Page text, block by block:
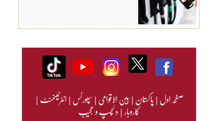
صفحہ اول|پاکستان|بین الاقوامی|سپورٹس|انٹرٹینمنٹ|
کاروبار|دلچسپ و عجیب